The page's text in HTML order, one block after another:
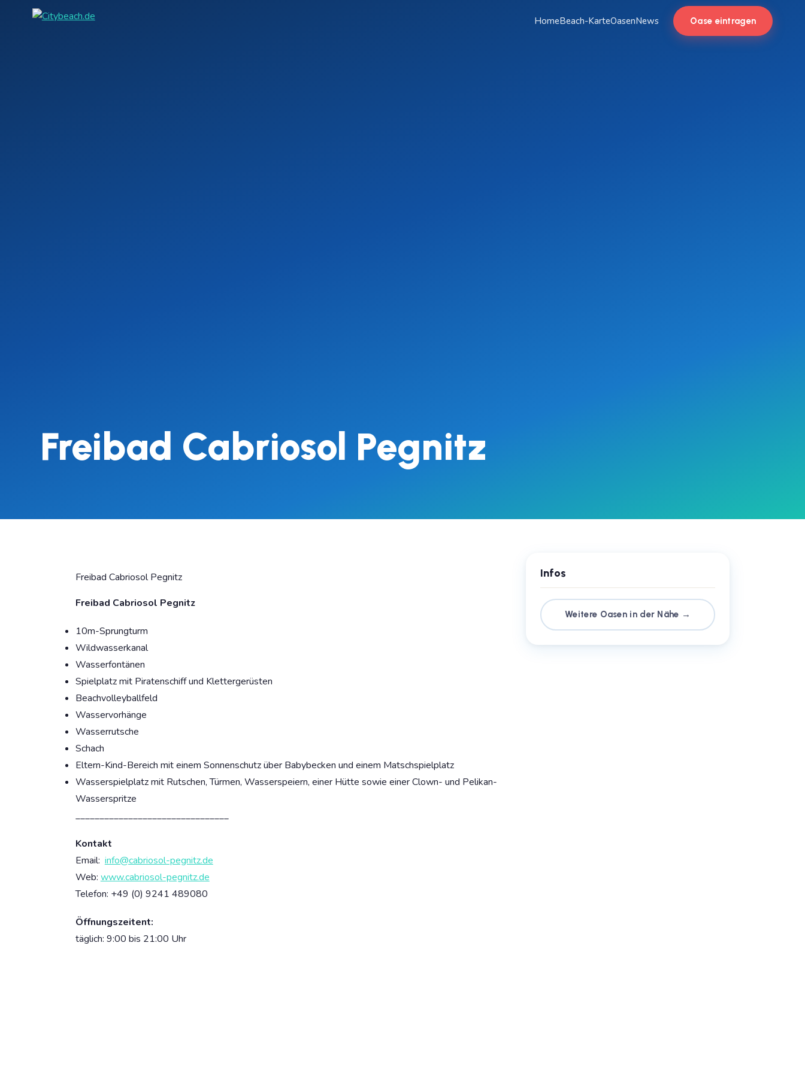
HomeBeach-KarteOasenNews Oase eintragen
Freibad Cabriosol Pegnitz
Freibad Cabriosol Pegnitz
Freibad Cabriosol Pegnitz
10m-Sprungturm
Wildwasserkanal
Wasserfontänen
Spielplatz mit Piratenschiff und Klettergerüsten
Beachvolleyballfeld
Wasservorhänge
Wasserrutsche
Schach
Eltern-Kind-Bereich mit einem Sonnenschutz über Babybecken und einem Matschspielplatz
Wasserspielplatz mit Rutschen, Türmen, Wasserspeiern, einer Hütte sowie einer Clown- und Pelikan-
Wasserspritze
________________________________
Kontakt
Email: info@cabriosol-pegnitz.de
Web: www.cabriosol-pegnitz.de
Telefon: +49 (0) 9241 489080
Öffnungszeitent:
täglich: 9:00 bis 21:00 Uhr
Infos
Weitere Oasen in der Nähe →